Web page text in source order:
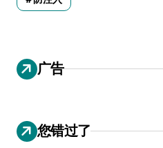
广告
您错过了